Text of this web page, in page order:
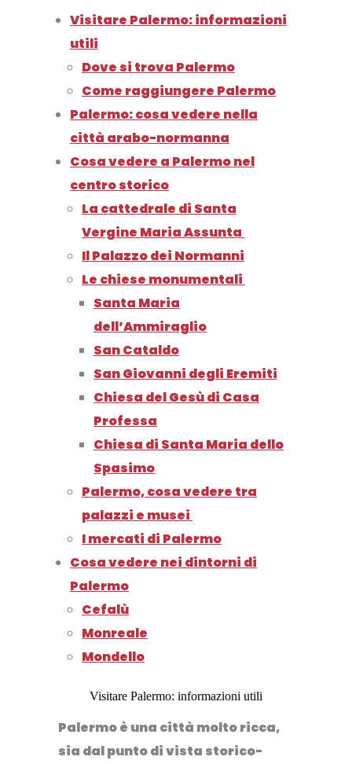
Visitare Palermo: informazioni
utili
Dove si trova Palermo
Come raggiungere Palermo
Palermo: cosa vedere nella
città arabo-normanna
Cosa vedere a Palermo nel
centro storico
La cattedrale di Santa
Vergine Maria Assunta
Il Palazzo dei Normanni
Le chiese monumentali
Santa Maria
dell’Ammiraglio
San Cataldo
San Giovanni degli Eremiti
Chiesa del Gesù di Casa
Professa
Chiesa di Santa Maria dello
Spasimo
Palermo, cosa vedere tra
palazzi e musei
I mercati di Palermo
Cosa vedere nei dintorni di
Palermo
Cefalù
Monreale
Mondello
Visitare Palermo: informazioni utili
Palermo è una città molto ricca,
sia dal punto di vista storico-